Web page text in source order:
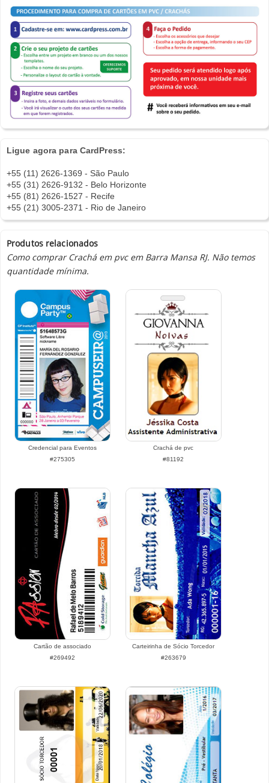
Ligue agora para CardPress:
+55 (11) 2626-1369 - São Paulo
+55 (31) 2626-9132 - Belo Horizonte
+55 (81) 2626-1527 - Recife
+55 (21) 3005-2371 - Rio de Janeiro
Produtos relacionados
Como comprar Crachá em pvc em Barra Mansa RJ. Não temos
quantidade mínima.
Credencial para Eventos
#275305
Crachá de pvc
#81192
Cartão de associado
#269492
Carteirinha de Sócio Torcedor
#263679